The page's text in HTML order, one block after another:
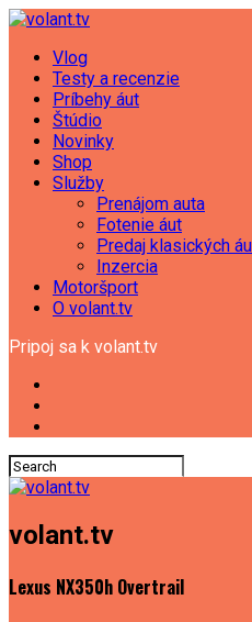
Vlog
Testy a recenzie
Príbehy áut
Štúdio
Novinky
Shop
Služby
Prenájom auta
Fotenie áut
Predaj klasických
Inzercia
Motoršport
O volant.tv
Pripoj sa k volant.tv
volant.tv
Lexus NX350h Overtrail